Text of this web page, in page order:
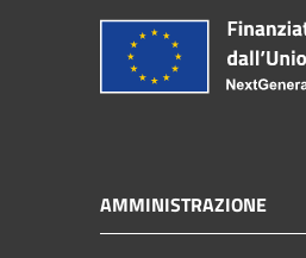
AMMINISTRAZIONE